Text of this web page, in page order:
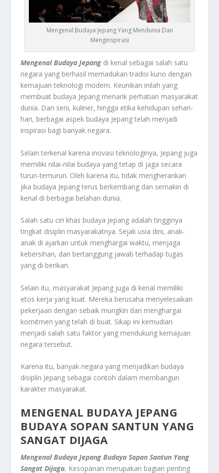
Mengenal Budaya Jepang Yang Mendunia Dan
Menginspirasi
Mengenal Budaya Jepang di kenal sebagai salah satu
negara yang berhasil memadukan tradisi kuno dengan
kemajuan teknologi modern. Keunikan inilah yang
membuat budaya Jepang menarik perhatian masyarakat
dunia. Dari seni, kuliner, hingga etika kehidupan sehari-
hari, berbagai aspek budaya Jepang telah menjadi
inspirasi bagi banyak negara.
Selain terkenal karena inovasi teknologinya, Jepang juga
memiliki nilai-nilai budaya yang tetap di jaga secara
turun-temurun. Oleh karena itu, tidak mengherankan
jika budaya Jepang terus berkembang dan semakin di
kenal di berbagai belahan dunia.
Salah satu ciri khas budaya Jepang adalah tingginya
tingkat disiplin masyarakatnya. Sejak usia dini, anak-
anak di ajarkan untuk menghargai waktu, menjaga
kebersihan, dan bertanggung jawab terhadap tugas
yang di berikan.
Selain itu, masyarakat Jepang juga di kenal memiliki
etos kerja yang kuat. Mereka berusaha menyelesaikan
pekerjaan dengan sebaik mungkin dan menghargai
komitmen yang telah di buat. Sikap ini kemudian
menjadi salah satu faktor yang mendukung kemajuan
negara tersebut.
Karena itu, banyak negara yang menjadikan budaya
disiplin Jepang sebagai contoh dalam membangun
karakter masyarakat.
MENGENAL BUDAYA JEPANG
BUDAYA SOPAN SANTUN YANG
SANGAT DIJAGA
Mengenal Budaya Jepang Budaya Sopan Santun Yang
Sangat Dijaga. Kesopanan merupakan bagian penting